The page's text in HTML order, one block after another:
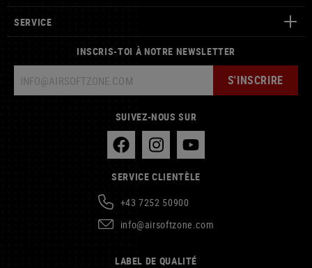
SERVICE
INSCRIS-TOI À NOTRE NEWSLETTER
S'INSCRIRE
SUIVEZ-NOUS SUR
SERVICE CLIENTÈLE
+43 7252 50900
info@airsoftzone.com
LABEL DE QUALITÉ